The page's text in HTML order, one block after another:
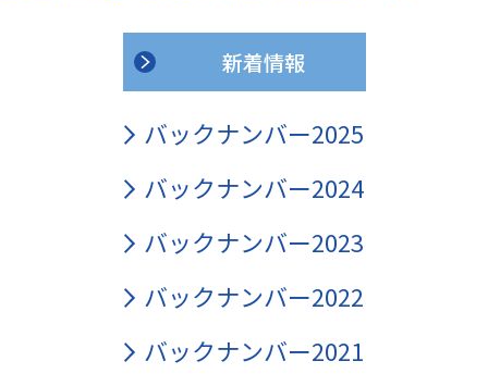
新着情報
バックナンバー2025
バックナンバー2024
バックナンバー2023
バックナンバー2022
バックナンバー2021